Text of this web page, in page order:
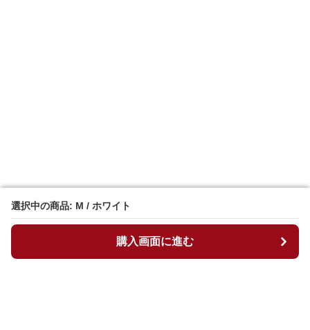
選択中の商品: M / ホワイト
購入画面に進む
選択中の商品: M / ホワイト
購入画面に進む